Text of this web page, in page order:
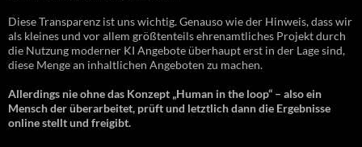
Diese Transparenz ist uns wichtig. Genauso wie der Hinweis, dass wir
als kleines und vor allem größtenteils ehrenamtliches Projekt durch
die Nutzung moderner KI Angebote überhaupt erst in der Lage sind,
diese Menge an inhaltlichen Angeboten zu machen.
Allerdings nie ohne das Konzept „Human in the loop“ – also ein
Mensch der überarbeitet, prüft und letztlich dann die Ergebnisse
online stellt und freigibt.